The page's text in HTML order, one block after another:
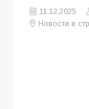
11.12.2025
Новости в